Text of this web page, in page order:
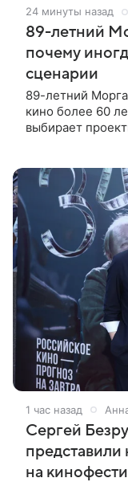
24 минуты назад
89-летний
почему
сценарии
89-летний
кино более 60
выбирает
1 час назад
Сергей
на